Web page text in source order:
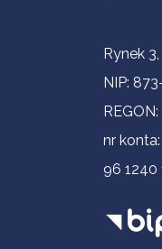
Rynek
NIP:
nr
96 1240